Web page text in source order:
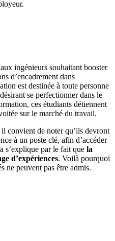
ingénieurs souhaitant booster
d’encadrement dans
est destinée à toute personne
se perfectionner dans le
ces étudiants détiennent
sur le marché du travail.
convient de noter qu’ils devront
à un poste clé, afin d’accéder
s’explique par le fait que la
d’expériences. Voilà pourquoi
ne peuvent pas être admis.